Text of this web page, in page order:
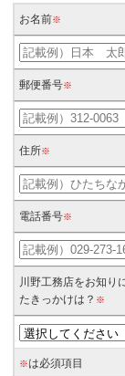
お名前※
郵便番号※
住所※
電話番号※
川野工務店をお知り
たきっかけは？ ※
※は必須項目